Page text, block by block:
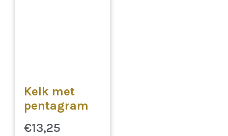
Kelk met
pentagram
€13,25